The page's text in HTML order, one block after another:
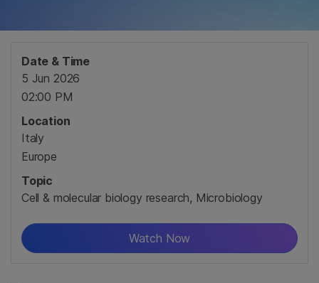
Date & Time
5 Jun 2026
02:00 PM
Location
Italy
Europe
Topic
Cell & molecular biology research, Microbiology
Watch Now